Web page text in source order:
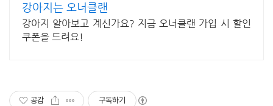
강아지는 오너클랜
강아지 알아보고 계신가요? 지금 오너클랜 가입 시 할인
쿠폰을 드려요!
공감 구독하기